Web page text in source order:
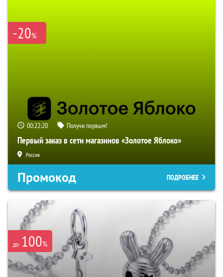
-20%
00:22:19 Получи первым!
Первый заказ в сети магазинов «Золотое Яблоко»
Россия
Промокод ПОДРОБНЕЕ
до 100%